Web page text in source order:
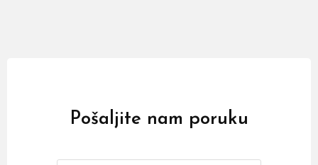
Pošaljite nam poruku